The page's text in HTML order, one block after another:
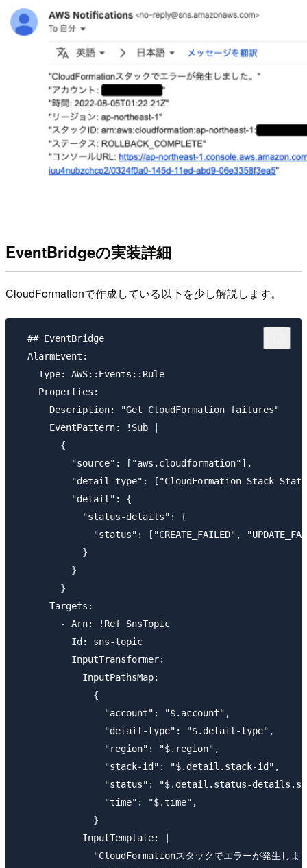
EventBridgeの実装詳細
CloudFormationで作成している以下を少し解説します。
  ## EventBridge
  AlarmEvent:
    Type: AWS::Events::Rule
    Properties:
      Description: "Get CloudFormation failures"
      EventPattern: !Sub |
        {
          "source": ["aws.cloudformation"],
"detail-type": ["CloudFormation Stack
          "detail": {
            "status-details": {
"status": ["CREATE_FAILED",
            }
          }
        }
      Targets:
        - Arn: !Ref SnsTopic
          Id: sns-topic
          InputTransformer:
            InputPathsMap:
              {
                "account": "$.account",
                "detail-type": "$.detail-type",
                "region": "$.region",
                "stack-id": "$.detail.stack-id",
"status": "$.detail.status-
                "time": "$.time",
              }
            InputTemplate: |
"CloudFormationスタックでエラーが発生しま